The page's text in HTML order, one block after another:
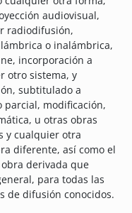
audiovisual,
radiodifusión,
o inalámbrica,
incorporación a
otro sistema, y
subtitulado a
modificación,
u otras obras
y cualquier otra
diferente, así como el
derivada que
para todas las
de difusión conocidos.